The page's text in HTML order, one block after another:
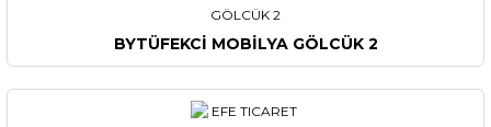
BYTÜFEKCİ MOBİLYA GÖLCÜK 2